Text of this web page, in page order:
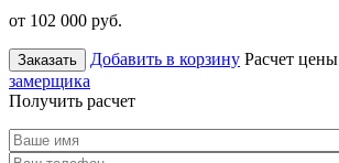
от 102 000 руб.
Заказать Добавить в корзину Расчет цены
замерщика
Получить расчет